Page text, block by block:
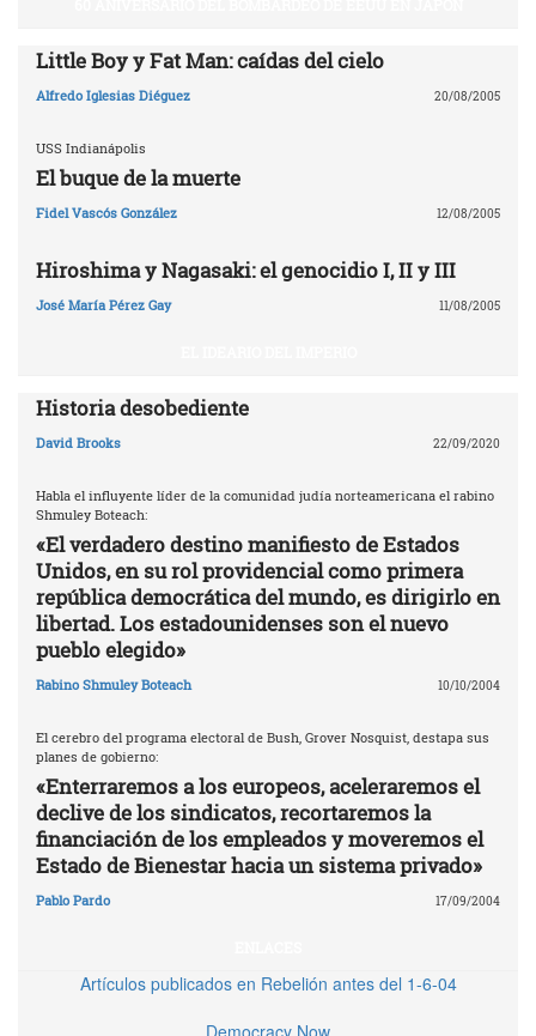
Little Boy y Fat Man: caídas del cielo
Alfredo Iglesias Diéguez 20/08/2005
USS Indianápolis
El buque de la muerte
Fidel Vascós González 12/08/2005
Hiroshima y Nagasaki: el genocidio I, II y III
José María Pérez Gay 11/08/2005
Historia desobediente
David Brooks 22/09/2020
Habla el influyente líder de la comunidad judía norteamericana el rabino
Shmuley Boteach:
«El verdadero destino manifiesto de Estados
Unidos, en su rol providencial como primera
república democrática del mundo, es dirigirlo en
libertad. Los estadounidenses son el nuevo
pueblo elegido»
Rabino Shmuley Boteach 10/10/2004
El cerebro del programa electoral de Bush, Grover Nosquist, destapa sus
planes de gobierno:
«Enterraremos a los europeos, aceleraremos el
declive de los sindicatos, recortaremos la
financiación de los empleados y moveremos el
Estado de Bienestar hacia un sistema privado»
Pablo Pardo 17/09/2004
Artículos publicados en Rebelión antes del 1-6-04
Democracy Now